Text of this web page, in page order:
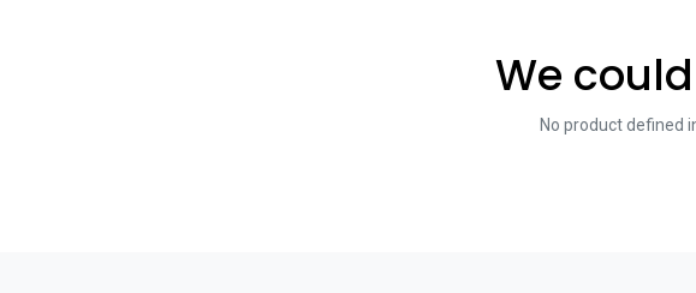
We
No product defined